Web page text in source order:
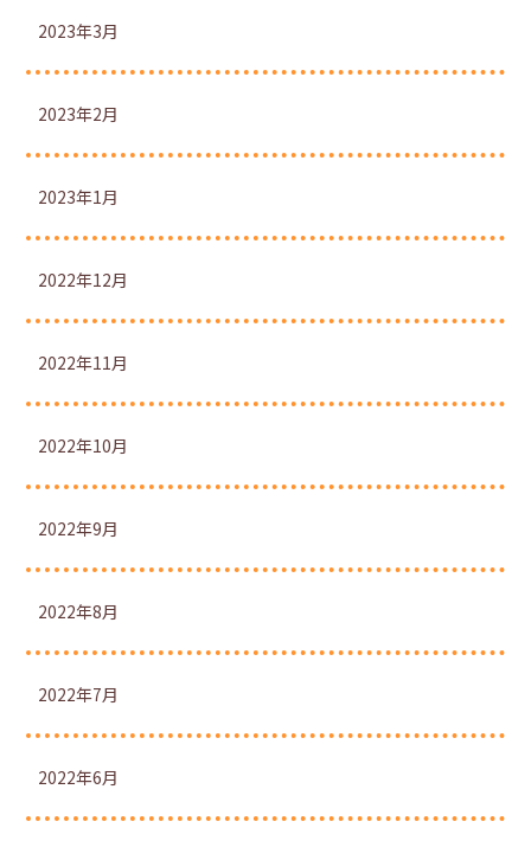
2023年3月
2023年2月
2023年1月
2022年12月
2022年11月
2022年10月
2022年9月
2022年8月
2022年7月
2022年6月